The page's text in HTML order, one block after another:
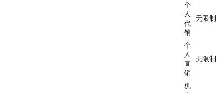
个
人
代
销
无限制
个
人
直
销
无限制
机